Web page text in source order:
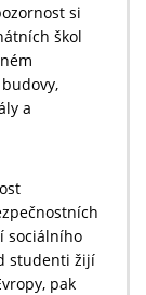
si
škol
a
sociálního
studenti žijí
pak